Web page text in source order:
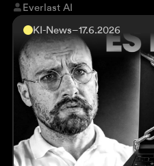
Everlast AI
KI-News–17.6.2026